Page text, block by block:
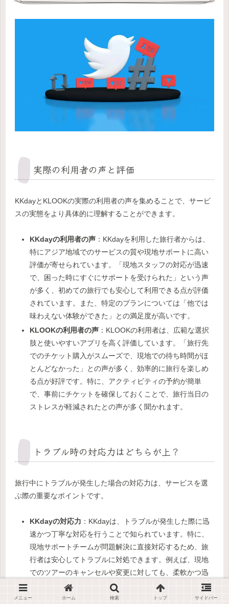
実際の利用者の声と評価
KKdayとKLOOKの実際の利用者の声を集めることで、サービ
スの実態をより具体的に理解することができます。
KKdayの利用者の声：KKdayを利用した旅行者からは、
特にアジア地域でのサービスの質や現地サポートに高い
評価が寄せられています。「現地スタッフの対応が迅速
で、困った時にすぐにサポートを受けられた」という声
が多く、初めての旅行でも安心して利用できる点が評価
されています。また、特定のプランについては「他では
味わえない体験ができた」との満足度が高いです。
KLOOKの利用者の声：KLOOKの利用者は、広範な選択
肢と使いやすいアプリを高く評価しています。「旅行先
でのチケット購入がスムーズで、現地での待ち時間がほ
とんどなかった」との声が多く、効率的に旅行を楽しめ
る点が好評です。特に、アクティビティの予約が簡単
で、事前にチケットを確保しておくことで、旅行当日の
ストレスが軽減されたとの声が多く聞かれます。
トラブル時の対応力はどちらが上？
旅行中にトラブルが発生した場合の対応力は、サービスを選
ぶ際の重要なポイントです。
KKdayの対応力 ：KKdayは、トラブルが発生した際に迅
速かつ丁寧な対応を行うことで知られています。特に、
現地サポートチームが問題解決に直接対応するため、旅
行者は安心してトラブルに対処できます。例えば、現地
でのツアーのキャンセルや変更に対しても、柔軟かつ迅
速に対応してくれると評判です。
KLOOKの対応力
：KLOOKもまた、24時間体制のカスタ
メニュー ホーム 検索 トップ サイドバー